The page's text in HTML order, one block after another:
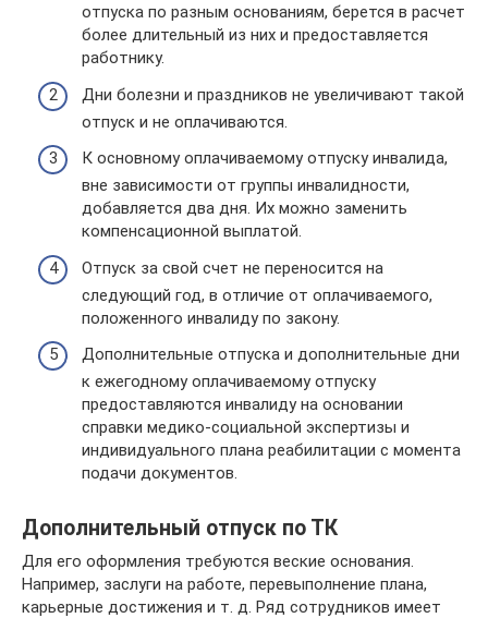
отпуска по разным основаниям, берется в расчет
более длительный из них и предоставляется
работнику.
Дни болезни и праздников не увеличивают такой
отпуск и не оплачиваются.
К основному оплачиваемому отпуску инвалида,
вне зависимости от группы инвалидности,
добавляется два дня. Их можно заменить
компенсационной выплатой.
Отпуск за свой счет не переносится на
следующий год, в отличие от оплачиваемого,
положенного инвалиду по закону.
Дополнительные отпуска и дополнительные дни
к ежегодному оплачиваемому отпуску
предоставляются инвалиду на основании
справки медико-социальной экспертизы и
индивидуального плана реабилитации с момента
подачи документов.
Дополнительный отпуск по ТК
Для его оформления требуются веские основания.
Например, заслуги на работе, перевыполнение плана,
карьерные достижения и т. д. Ряд сотрудников имеет